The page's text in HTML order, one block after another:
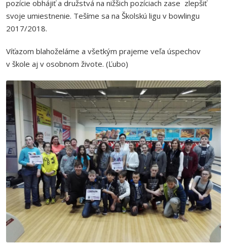
pozície obhájiť a družstvá na nižšich pozíciach zase zlepšiť
svoje umiestnenie. Tešíme sa na Školskú ligu v bowlingu
2017/2018.
Víťazom blahoželáme a všetkým prajeme veľa úspechov
v škole aj v osobnom živote. (Ľubo)